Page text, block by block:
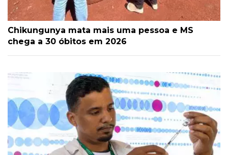
Chikungunya mata mais uma pessoa e MS
chega a 30 óbitos em 2026